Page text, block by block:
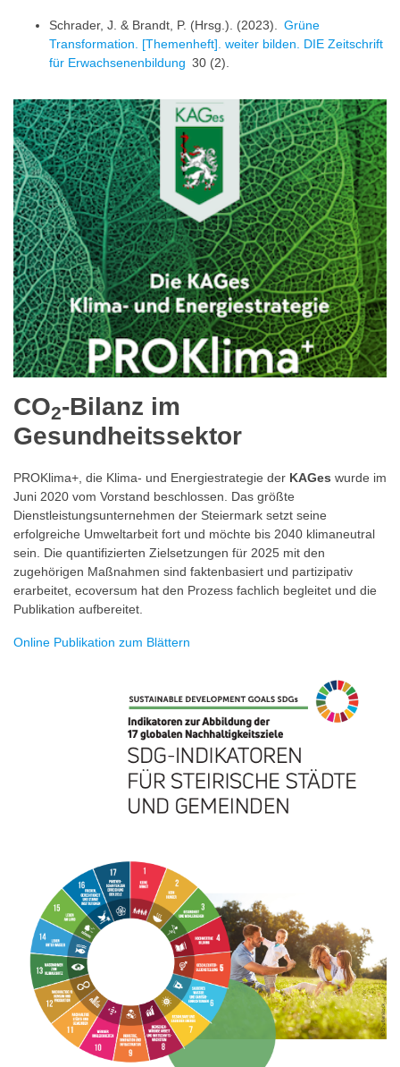
Schrader, J. & Brandt, P. (Hrsg.). (2023).
Grüne
Transformation. [Themenheft]. weiter bilden. DIE Zeitschrift
für Erwachsenenbildung 30 (2).
CO2-Bilanz im
Gesundheitssektor
PROKlima+, die Klima- und Energiestrategie der KAGes wurde im
Juni 2020 vom Vorstand beschlossen. Das größte
Dienstleistungsunternehmen der Steiermark setzt seine
erfolgreiche Umweltarbeit fort und möchte bis 2040 klimaneutral
sein. Die quantifizierten Zielsetzungen für 2025 mit den
zugehörigen Maßnahmen sind faktenbasiert und partizipativ
erarbeitet, ecoversum hat den Prozess fachlich begleitet und die
Publikation aufbereitet.
Online Publikation zum Blättern